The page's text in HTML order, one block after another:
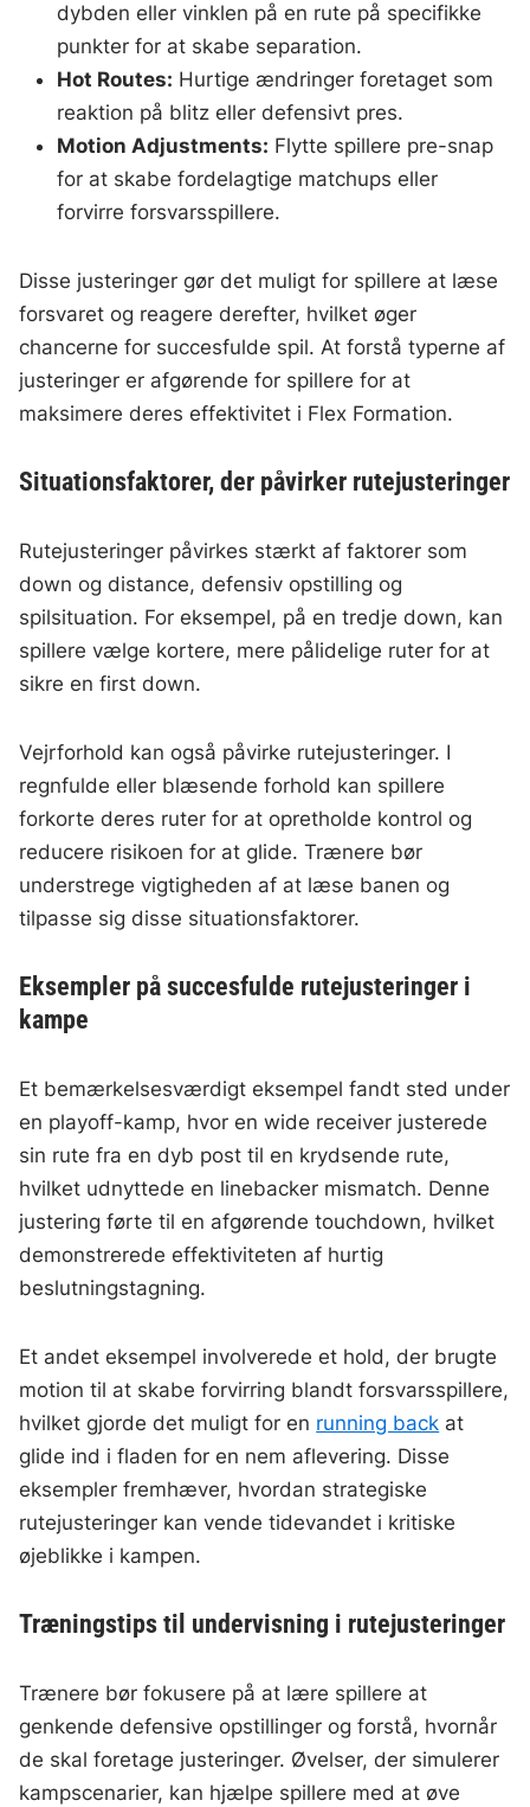
dybden eller vinklen på en rute på specifikke
punkter for at skabe separation.
Hot Routes: Hurtige ændringer foretaget som
reaktion på blitz eller defensivt pres.
Motion Adjustments: Flytte spillere pre-snap
for at skabe fordelagtige matchups eller
forvirre forsvarsspillere.
Disse justeringer gør det muligt for spillere at læse
forsvaret og reagere derefter, hvilket øger
chancerne for succesfulde spil. At forstå typerne af
justeringer er afgørende for spillere for at
maksimere deres effektivitet i Flex Formation.
Situationsfaktorer, der påvirker rutejusteringer
Rutejusteringer påvirkes stærkt af faktorer som
down og distance, defensiv opstilling og
spilsituation. For eksempel, på en tredje down, kan
spillere vælge kortere, mere pålidelige ruter for at
sikre en first down.
Vejrforhold kan også påvirke rutejusteringer. I
regnfulde eller blæsende forhold kan spillere
forkorte deres ruter for at opretholde kontrol og
reducere risikoen for at glide. Trænere bør
understrege vigtigheden af at læse banen og
tilpasse sig disse situationsfaktorer.
Eksempler på succesfulde rutejusteringer i
kampe
Et bemærkelsesværdigt eksempel fandt sted under
en playoff-kamp, hvor en wide receiver justerede
sin rute fra en dyb post til en krydsende rute,
hvilket udnyttede en linebacker mismatch. Denne
justering førte til en afgørende touchdown, hvilket
demonstrerede effektiviteten af hurtig
beslutningstagning.
Et andet eksempel involverede et hold, der brugte
motion til at skabe forvirring blandt forsvarsspillere,
hvilket gjorde det muligt for en running back at
glide ind i fladen for en nem aflevering. Disse
eksempler fremhæver, hvordan strategiske
rutejusteringer kan vende tidevandet i kritiske
øjeblikke i kampen.
Træningstips til undervisning i rutejusteringer
Trænere bør fokusere på at lære spillere at
genkende defensive opstillinger og forstå, hvornår
de skal foretage justeringer. Øvelser, der simulerer
kampscenarier, kan hjælpe spillere med at øve